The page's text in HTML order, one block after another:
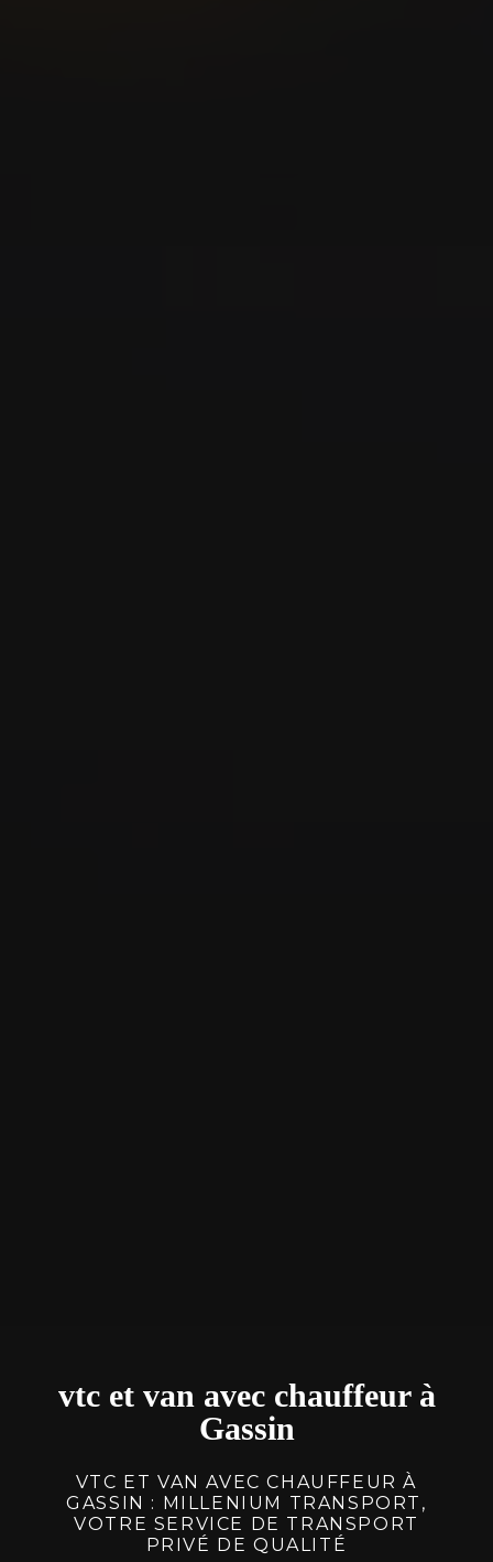
vtc et van avec chauffeur à
Gassin
VTC ET VAN AVEC CHAUFFEUR À
GASSIN : MILLENIUM TRANSPORT,
VOTRE SERVICE DE TRANSPORT
PRIVÉ DE QUALITÉ